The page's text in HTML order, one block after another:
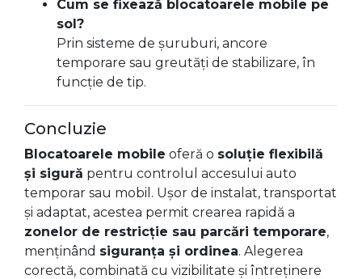
Cum se fixează blocatoarele mobile pe
sol?
Prin sisteme de șuruburi, ancore
temporare sau greutăți de stabilizare, în
funcție de tip.
Concluzie
Blocatoarele mobile oferă o soluție flexibilă
și sigură pentru controlul accesului auto
temporar sau mobil. Ușor de instalat, transportat
și adaptat, acestea permit crearea rapidă a
zonelor de restricție sau parcări temporare,
menținând siguranța și ordinea. Alegerea
corectă, combinată cu vizibilitate și întreținere